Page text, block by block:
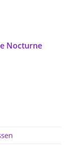
Nocturne